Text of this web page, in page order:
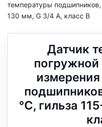
температуры
130 мм, G 3/4 А, класс B
Датчик
погружной
°C, гильза